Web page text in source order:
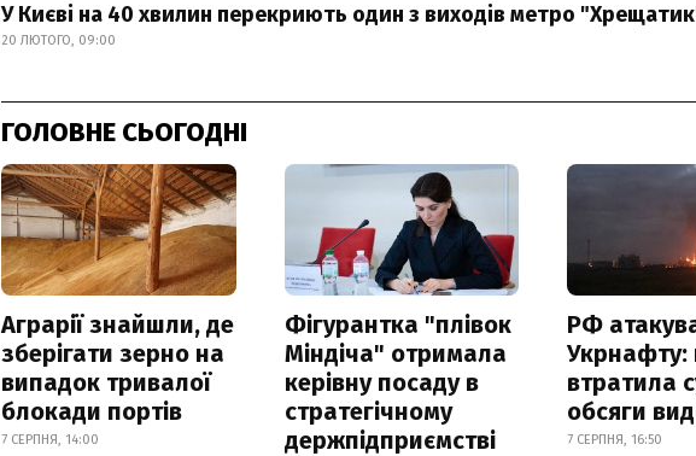
У Києві на 40 хвилин перекриють один з виходів метро
20 ЛЮТОГО, 09:00
ГОЛОВНЕ СЬОГОДНІ
Аграрії знайшли, де
зберігати зерно на
випадок тривалої
блокади портів
7 СЕРПНЯ, 14:00
Фігурантка "плівок
Міндіча" отримала
керівну посаду в
стратегічному
держпідприємстві
РФ
Укрнафту:
втратила
обсяги
7 СЕРПНЯ, 16:50